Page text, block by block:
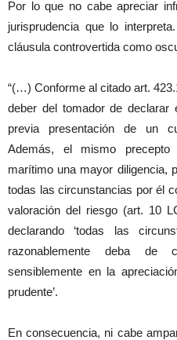
Por lo que no cabe apreciar
jurisprudencia que lo
cláusula controvertida como
“(…) Conforme al citado art.
deber del tomador de
previa presentación de un
Además, el mismo
marítimo una mayor diligencia,
todas las circunstancias por él
valoración del riesgo (art. 10
declarando ‘todas las
razonablemente deba de
sensiblemente en la
prudente’.
En consecuencia, ni cabe